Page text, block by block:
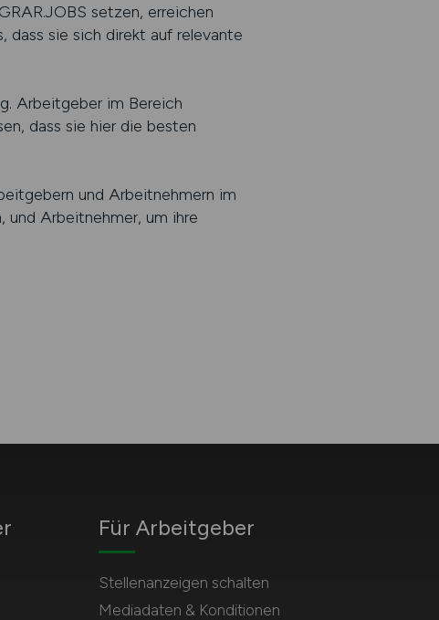
setzen, erreichen
dass sie sich direkt auf relevante
Arbeitgeber im Bereich
dass sie hier die besten
und Arbeitnehmern im
und Arbeitnehmer, um ihre
Für Arbeitgeber
Stellenanzeigen schalten
Mediadaten & Konditionen